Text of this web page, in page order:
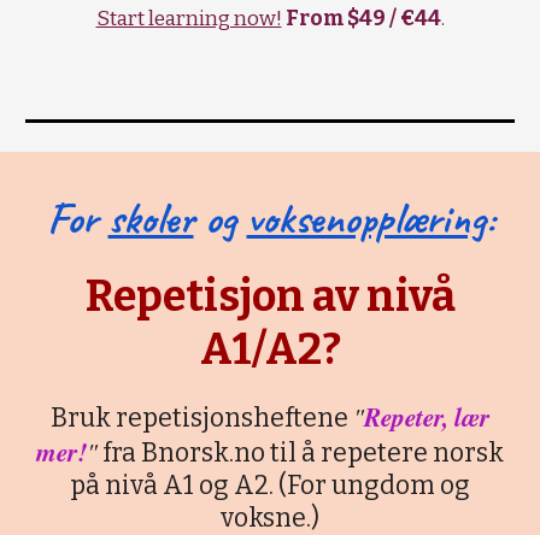
Start learning now! From $49 / €44.
Forskolerog voksenopplæring:
Repetisjon av nivå
A1/A2?
Bruk repetisjonsheftene "Repeter, lær
mer!"fra Bnorsk.no til å repetere norsk
på nivå A1 og A2. (For ungdom og
voksne.)